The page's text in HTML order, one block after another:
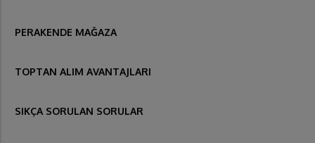
PERAKENDE MAĞAZA
TOPTAN ALIM AVANTAJLARI
SIKÇA SORULAN SORULAR